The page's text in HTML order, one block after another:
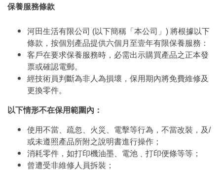
保養服務條款
河田生活有限公司 (以下簡稱「本公司」) 將根據以下
條款，按個別產品提供六個月至壹年有限保養服務：
客戶在要求保養服務時，必需出示購買產品之正本發
票或確認電郵。
經技術員判斷為非人為損壞，保用期內將免費維修及
更換零件。
以下情形不在保用範圍內：
使用不當、疏忽、火災、電擊等行為，不當改裝，及/
或未遵照產品所附之說明書進行操作；
消耗零件，如打印機油墨、電池﹑打印便條等等；
曾遭受非維修人員拆裝；